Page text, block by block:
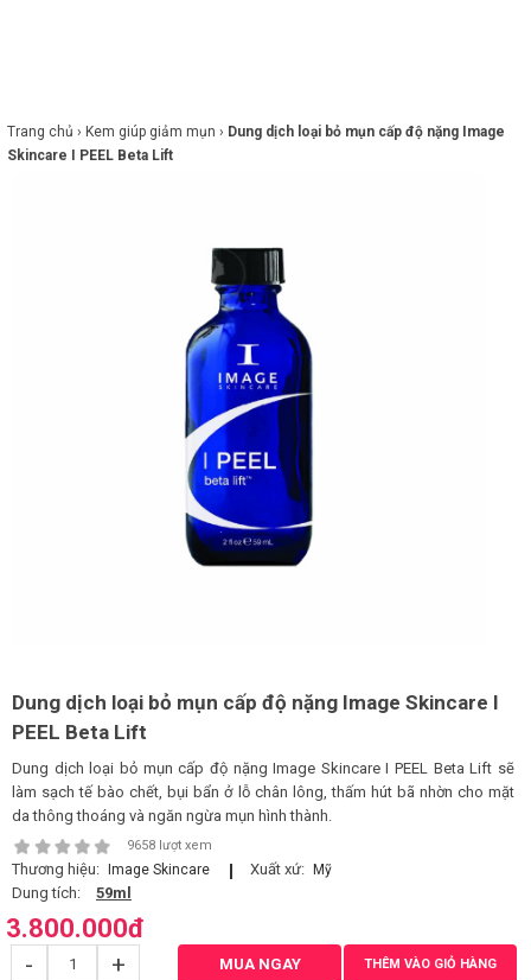
FEATURED BRAND
Trang chủ › Kem giúp giảm mụn › Dung dịch loại bỏ mụn cấp độ nặng Image
Skincare I PEEL Beta Lift
Dung dịch loại bỏ mụn cấp độ nặng Image Skincare I
PEEL Beta Lift
Dung dịch loại bỏ mụn cấp độ nặng Image Skincare I PEEL Beta Lift sẽ
làm sạch tế bào chết, bụi bẩn ở lỗ chân lông, thấm hút bã nhờn cho mặt
da thông thoáng và ngăn ngừa mụn hình thành.
9658 lượt xem
Thương hiệu: Image Skincare Xuất xứ: Mỹ
Dung tích: 59ml
3.800.000đ
- + MUA NGAY THÊM VÀO GIỎ HÀNG